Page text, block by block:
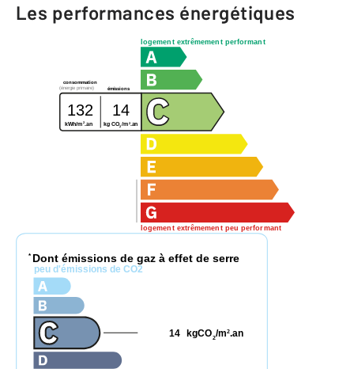
Les performances énergétiques
logement extrêmement performant
logement extrêmement peu performant
consommation
émissions
(énergie primaire)
132 14
kWh/m 2 .an kg CO2/m2.an
* Dont émissions de gaz à effet de serre
peu d'émissions de CO2
kgCO2/m2.an
14